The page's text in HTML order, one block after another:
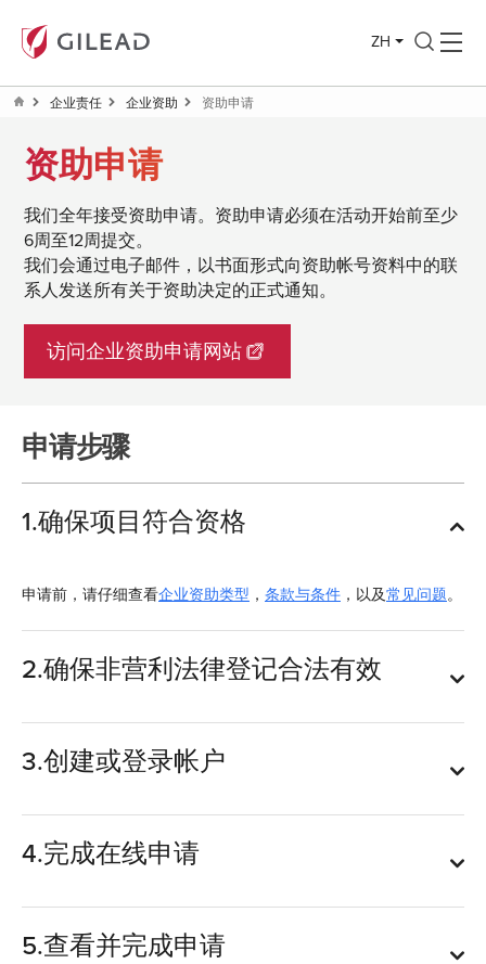
ZH
企业责任 企业资助 资助申请
资助申请
我们全年接受资助申请。资助申请必须在活动开始前至少
6周至12周提交。
我们会通过电子邮件，以书面形式向资助帐号资料中的联
系人发送所有关于资助决定的正式通知。
访问企业资助申请网站
申请步骤
1.确保项目符合资格
申请前，请仔细查看企业资助类型 ， 条款与条件 ，以及常见问题。
2.确保非营利法律登记合法有效
3.创建或登录帐户
4.完成在线申请
5.查看并完成申请